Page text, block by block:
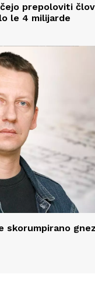
prepoloviti
le 4 milijarde
skorumpirano